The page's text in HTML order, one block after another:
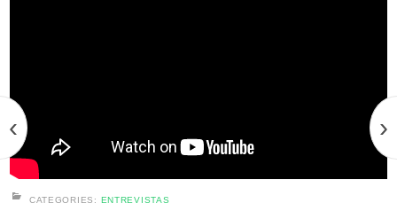
CATEGORIES: ENTREVISTAS
‹ ›